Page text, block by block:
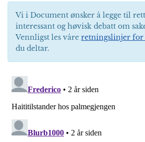
Vi i Document ønsker å legge til
interessant og høvisk debatt om
Vennligst les våre retningslinjer for
du deltar.